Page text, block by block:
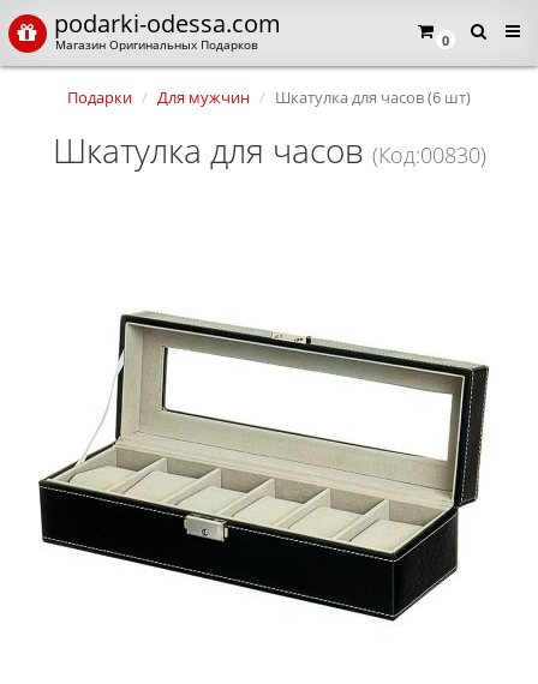
0
podarki-odessa.com
Магазин Оригинальных Подарков
Подарки Для мужчин Шкатулка для часов (6 шт)
Шкатулка для часов (Код:00830)